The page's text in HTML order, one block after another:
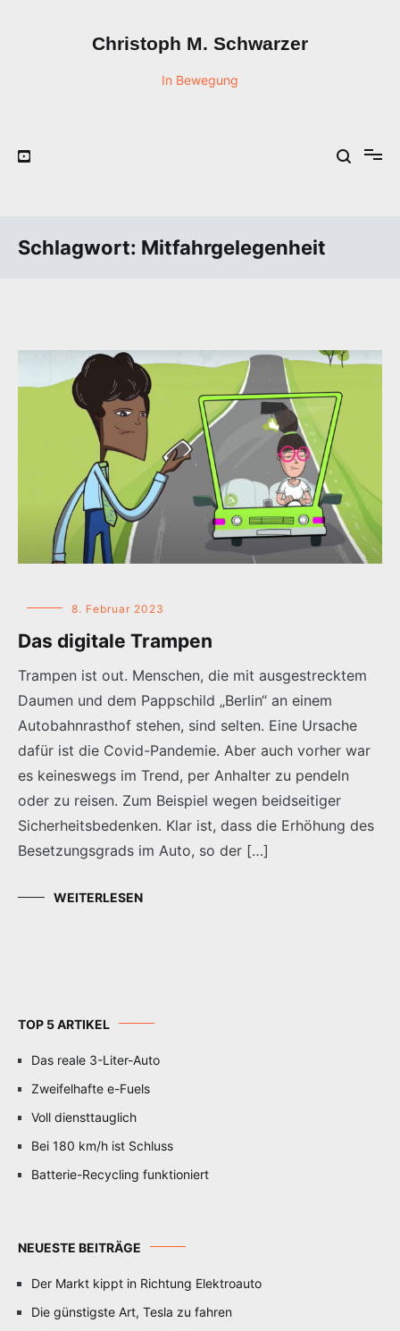
Christoph M. Schwarzer
In Bewegung
Schlagwort: Mitfahrgelegenheit
8. Februar 2023
Das digitale Trampen
Trampen ist out. Menschen, die mit ausgestrecktem
Daumen und dem Pappschild „Berlin“ an einem
Autobahnrasthof stehen, sind selten. Eine Ursache
dafür ist die Covid-Pandemie. Aber auch vorher war
es keineswegs im Trend, per Anhalter zu pendeln
oder zu reisen. Zum Beispiel wegen beidseitiger
Sicherheitsbedenken. Klar ist, dass die Erhöhung des
Besetzungsgrads im Auto, so der […]
WEITERLESEN
TOP 5 ARTIKEL
Das reale 3-Liter-Auto
Zweifelhafte e-Fuels
Voll diensttauglich
Bei 180 km/h ist Schluss
Batterie-Recycling funktioniert
NEUESTE BEITRÄGE
Der Markt kippt in Richtung Elektroauto
Die günstigste Art, Tesla zu fahren